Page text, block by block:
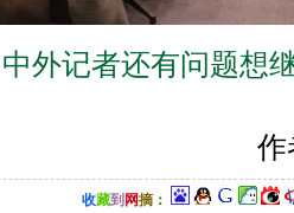
中外记者还有问题想
收藏到 网摘：